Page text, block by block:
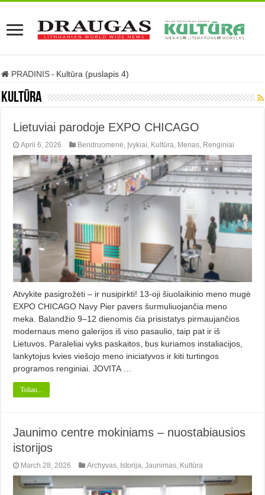
PRADINIS - Kultūra (puslapis 4)
Kultūra
Lietuviai parodoje EXPO CHICAGO
April 6, 2026 Bendruomenė, Įvykiai, Kultūra, Menas, Renginiai
Atvykite pasigrožėti – ir nusipirkti! 13-oji šiuolaikinio meno mugė
EXPO CHICAGO Navy Pier pavers šurmuliuojančia meno
meka. Balandžio 9–12 dienomis čia prisistatys pirmaujančios
modernaus meno galerijos iš viso pasaulio, taip pat ir iš
Lietuvos. Paraleliai vyks paskaitos, bus kuriamos instaliacijos,
lankytojus kvies viešojo meno iniciatyvos ir kiti turtingos
programos renginiai. JOVITA …
Toliau...
Jaunimo centre mokiniams – nuostabiausios
istorijos
March 28, 2026 Archyvas Istorija ,Jaunimas Kultūra